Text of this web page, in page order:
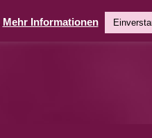
Mehr Informationen